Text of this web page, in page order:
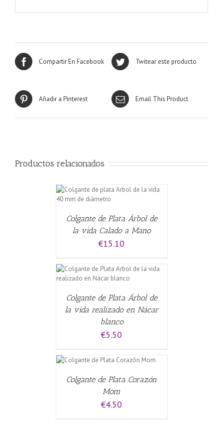
Compartir En Facebook Twitear este producto
Añadir a Pinterest Email This Product
Productos relacionados
Colgante de Plata Árbol de
la vida Calado a Mano
€15.10
Colgante de Plata Árbol de
la vida realizado en Nácar
blanco
€5.50
Colgante de Plata Corazón
Mom
€4.50